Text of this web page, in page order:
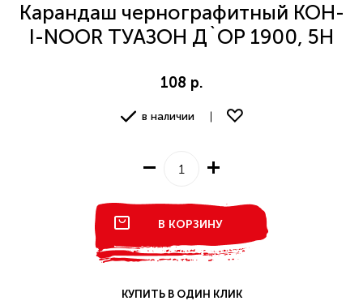
Карандаш чернографитный KOH-
I-NOOR ТУАЗОН Д`ОР 1900, 5H
108 р.
в наличии
В КОРЗИНУ
КУПИТЬ В ОДИН КЛИК